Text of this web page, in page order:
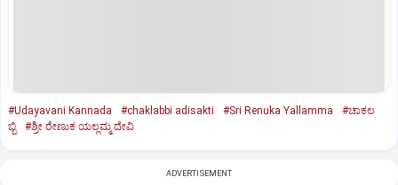
#Udayavani Kannada #chaklabbi adisakti #Sri Renuka Yallamma
#ಚಾಕಲ
ಬ್ಬಿ
#ಶ್ರೀ ರೇಣುಕ ಯಲ್ಲಮ್ಮ ದೇವಿ
ADVERTISEMENT